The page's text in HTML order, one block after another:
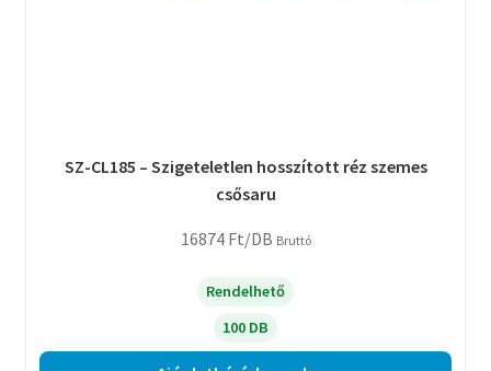
SZ-CL185 – Szigeteletlen hosszított réz szemes
csősaru
16874 Ft/DB Bruttó
Rendelhető
100 DB